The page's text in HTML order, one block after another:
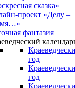
сказка»
проект «Делу –
фантазия
год
год